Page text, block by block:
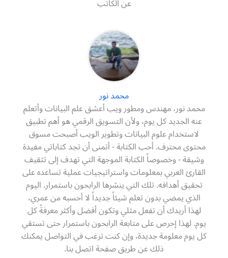
محمد نور
محمد نور، مهندس ومطور ويب أعشق علم البيانات وأتعلم
عنه الجديد كل يوم، ولأن التسويق الرقمي هو أهم تطبيق
لاستخدام علوم البيانات وتطوير الويب أصبحت مسوق
محتوى محترف. أحب الكتابة - أتمنى أن تجد كتاباتي مفيدة
وشيقة - وخصوصاً الكتابة الموجهة التي تهدف إلى تثقيف
القارئ العربي بمعلومات واستراتيجيات عملية تساعده على
تحقيق أهدافه. تلك التي ينشرها الرابحون باستمرار. اليوم
الذي يمضي بدون تعلم شيئاً جديداً لا أحسبه من عمري،
لهذا أريدك أن تفعل مثلي وتكون أفضل وأكثر معرفةً كل
يوم. لهذا إحرص على متابعة الرابحون باستمرار حتى تستقي
كل يوم معلومة جديدة، وإن كنت ترغب في التواصل يمكنك
ذلك عن طريق صفحة اتصل بنا.